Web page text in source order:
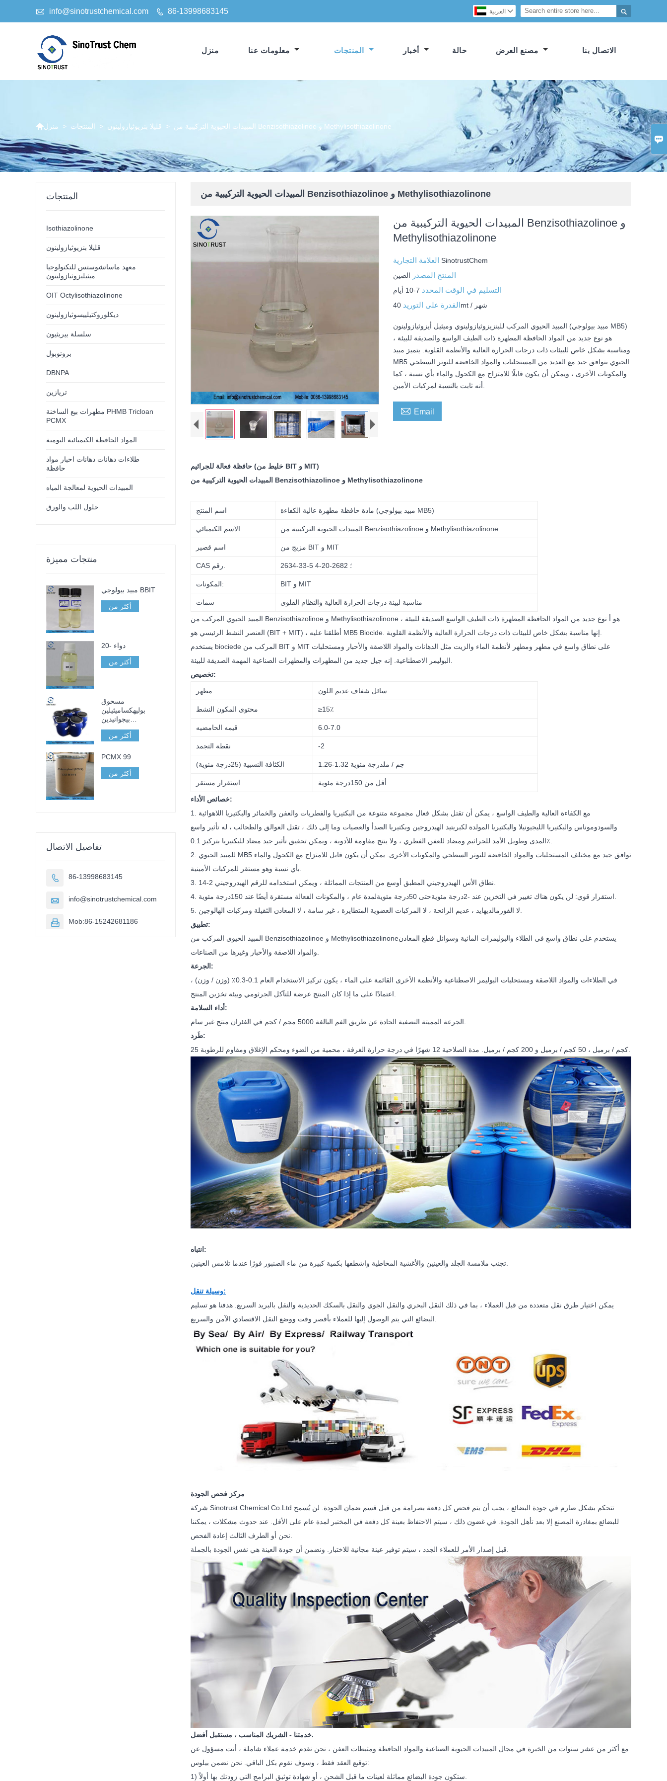

 info@sinotrustchemical.com  86-13998683145  العربية 
منزل حالة الاتصال بنا
منزل > المنتجات > قليلا بنزيوثيازولينون > المبيدات الحيوية التركيبية من Benzisothiazolinoe و Methylisothiazolinone
المبيدات الحيوية التركيبية من Benzisothiazolinoe و Methylisothiazolinone
المبيدات الحيوية التركيبية من Benzisothiazolinoe و
Methylisothiazolinone
العلامة التجاريةSinotrustChem
المنتج المصدر الصين
التسليم في الوقت المحدد 7-10 أيام
القدرة على التوريد 40mt / شهر
المبيد الحيوي المركب للبنزيزوثيازولينوي وميثيل أيزوثيازولينون (مبيد بيولوجي MB5)
هو نوع جديد من المواد الحافظة المطهرة ذات الطيف الواسع والصديقة للبيئة ،
ومناسبة بشكل خاص للبيئات ذات درجات الحرارة العالية والأنظمة القلوية. يتميز مبيد
MB5 الحيوي بتوافق جيد مع العديد من المستحلبات والمواد الخافضة للتوتر السطحي
والمكونات الأخرى ، ويمكن أن يكون قابلًا للامتزاج مع الكحول والماء بأي نسبة ، كما
أنه ثابت بالنسبة لمركبات الأمين.
 Email
حافظة فعالة للجراثيم (خليط من BIT و MIT)
المبيدات الحيوية التركيبية من Benzisothiazolinoe و Methylisothiazolinone
اسم المنتج مادة حافظة مطهرة عالية الكفاءة (مبيد بيولوجي MB5)
الاسم الكيميائي المبيدات الحيوية التركيبية من Benzisothiazolinoe و Methylisothiazolinone
اسم قصير مزيج من BIT و MIT
CAS رقم. 2634-33-5 ؛ 2682-20-4
المكونات: BIT و MIT
سمات مناسبة لبيئة درجات الحرارة العالية والنظام القلوي
المبيد الحيوي المركب من Benzisothiazolinoe و Methylisothiazolinone هو أ نوع جديد من المواد الحافظة المطهرة ذات الطيف الواسع الصديقة للبيئة ،
العنصر النشط الرئيسي هو (BIT + MIT) ، أطلقنا عليه MB5 Biocide. إنها مناسبة بشكل خاص للبيئات ذات درجات الحرارة العالية والأنظمة القلوية.
يستخدم biociede المركب من BIT و MIT على نطاق واسع في مطهر ومطهر لأنظمة الماء والزيت مثل الدهانات والمواد اللاصقة والأحبار ومستحلبات
البوليمر الاصطناعية. إنه جيل جديد من المطهرات والمطهرات الصناعية المهمة الصديقة للبيئة.
تخصيص:
مظهر سائل شفاف عديم اللون
محتوى المكون النشط ≥15٪
قيمه الحامضيه 6.0-7.0
نقطة التجمد -2
الكثافة النسبية (25 درجة مئوية) 1.26-1.32 جم / ملدرجة مئوية
استقرار مستقر أقل من 150 درجة مئوية
خصائص الأداء:
1. مع الكفاءة العالية والطيف الواسع ، يمكن أن تقتل بشكل فعال مجموعة متنوعة من البكتيريا والفطريات والعفن والخمائر والبكتيريا اللاهوائية
والسودوموناس والبكتيريا الليجيونيلا والبكتيريا المولدة لكبريتيد الهيدروجين وبكتيريا الصدأ والعصيات وما إلى ذلك ، تقتل العوالق والطحالب ، له تأثير واسع
المدى وطويل الأمد للجراثيم ومضاد للعفن الفطري ، ولا ينتج مقاومة للأدوية ، ويمكن تحقيق تأثير جيد مضاد للبكتيريا بتركيز 0.1٪.
2. للمبيد الحيوي MB5 توافق جيد مع مختلف المستحلبات والمواد الخافضة للتوتر السطحي والمكونات الأخرى. يمكن أن يكون قابل للامتزاج مع الكحول والماء
بأي نسبة وهو مستقر للمركبات الأمينية.
3. نطاق الأس الهيدروجيني المطبق أوسع من المنتجات المماثلة ، ويمكن استخدامه للرقم الهيدروجيني 2-14.
4. استقرار قوي: لن يكون هناك تغيير في التخزين عند -2 درجة مئويةحتى 50 درجة مئويةلمدة عام ، والمكونات الفعالة مستقرة أيضًا عند 150 درجة مئوية
.
5. لا الفورمالديهايد ، عديم الرائحة ، لا المركبات العضوية المتطايرة ، غير سامة ، لا المعادن الثقيلة ومركبات الهالوجين.
تطبيق:
المبيد الحيوي المركب من Benzisothiazolinoe و Methylisothiazolinoneيستخدم على نطاق واسع في الطلاء والبوليمرات المائية وسوائل قطع المعادن
والمواد اللاصقة والأحبار وغيرها من الصناعات.
الجرعة:
في الطلاءات والمواد اللاصقة ومستحلبات البوليمر الاصطناعية والأنظمة الأخرى القائمة على الماء ، يكون تركيز الاستخدام العام 0.1-0.3٪ (وزن / وزن) ،
اعتمادًا على ما إذا كان المنتج عرضة للتآكل الجرثومي وبيئة تخزين المنتج.
أداء السلامة:
الجرعة المميتة النصفية الحادة عن طريق الفم البالغة 5000 مجم / كجم في الفئران منتج غير سام.
طَرد:
25 كجم / برميل ، 50 كجم / برميل و 200 كجم / برميل. مدة الصلاحية 12 شهرًا في درجة حرارة الغرفة ، محمية من الضوء ومحكم الإغلاق ومقاوم للرطوبة.
انتباه:
وسيلة تنقل:
يمكن اختيار طرق نقل متعددة من قبل العملاء ، بما في ذلك النقل البحري والنقل الجوي والنقل بالسكك الحديدية والنقل بالبريد السريع. هدفنا هو تسليم
مركز فحص الجودة
شركة Sinotrust Chemical Co.Ltd تتحكم بشكل صارم في جودة البضائع ، يجب أن يتم فحص كل دفعة بصرامة من قبل قسم ضمان الجودة. لن يُسمح
للبضائع بمغادرة المصنع إلا بعد تأهل الجودة. في غضون ذلك ، سيتم الاحتفاظ بعينة كل دفعة في المختبر لمدة عام على الأقل. عند حدوث مشكلات ، يمكننا
خدمتنا - الشريك المناسب ، مستقبل أفضل.
مع أكثر من عشر سنوات من الخبرة في مجال المبيدات الحيوية الصناعية والمواد الحافظة ومثبطات العفن ، نحن نقدم خدمة عملاء شاملة ، أنت مسؤول عن
توقيع العقد فقط ، وسوف نقوم بكل الباقي. نحن نضمن بيلوس:
المنتجات
Isothiazolinone
قليلا بنزيوثيازولينون
معهد ماساتشوستس للتكنولوجيا
ميثيليزوثيازولينون
OIT Octylisothiazolinone
ديكلوروكتيلييسوثيازولينون
سلسلة بيريثيون
برونوبول
DBNPA
تريازين
مطهرات بيع الساخنة PHMB Tricloan
PCMX
المواد الحافظة الكيميائية اليومية
طلاءات دهانات دهانات احبار مواد
حافظة
المبيدات الحيوية لمعالجة المياه
حلول اللب والورق
منتجات مميزة
مبيد بيولوجي BBIT
أكثر من
20- دواء
أكثر من
مسحوق
بوليهكساميثيلين
بيجوانيدين
هيدروكلوريد PHMB
أكثر من
PCMX 99
أكثر من
تفاصيل الاتصال
 86-13998683145
 info@sinotrustchemical.com
 Mob:86-15242681186